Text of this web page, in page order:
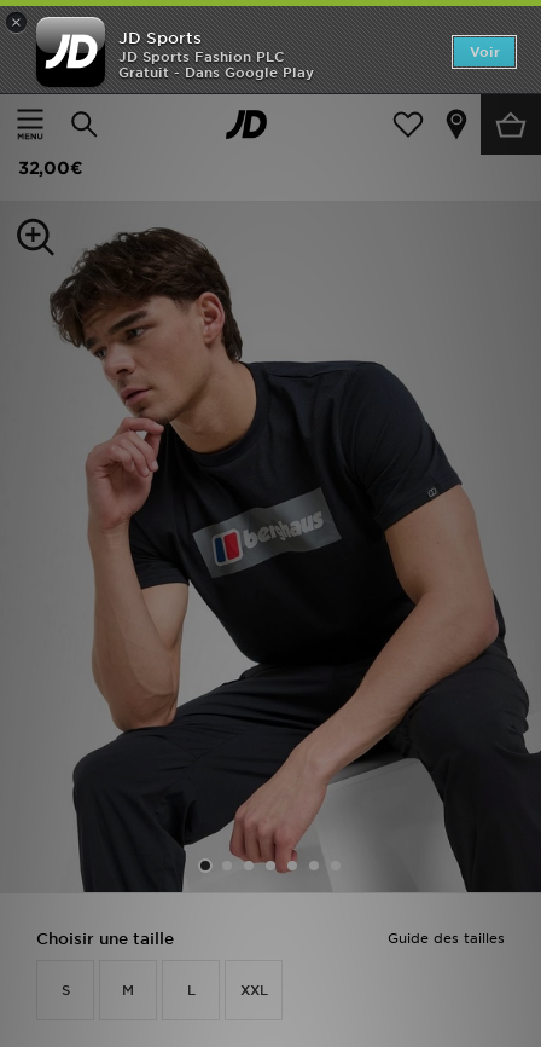
×
JD Sports
JD Sports Fashion PLC
Gratuit - Dans Google Play
Voir
Accueil
Homme Vêtements Homme T-shirts et Débardeurs
Berghaus T-shirt Grid Mountain
32,00€
Guide des tailles
Choisir une taille
S M L XXL
Accueil
Nouveautés
Enfant
Collections
PROMOS
Suivre Ma Commande
Service client
Nos Magasins
Télécharge l'Appli